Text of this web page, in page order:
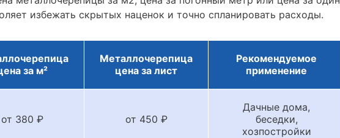
избежать скрытых наценок и точно спланировать расходы.
за м²
Металлочерепица
цена за лист
Рекомендуемое
применение
от 380 ₽ от 450 ₽
Дачные дома,
беседки,
хозпостройки